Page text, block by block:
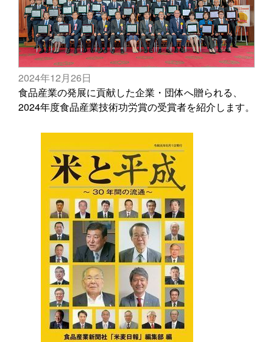
2024年12月26日
食品産業の発展に貢献した企業・団体へ贈られる、
2024年度食品産業技術功労賞の受賞者を紹介します。